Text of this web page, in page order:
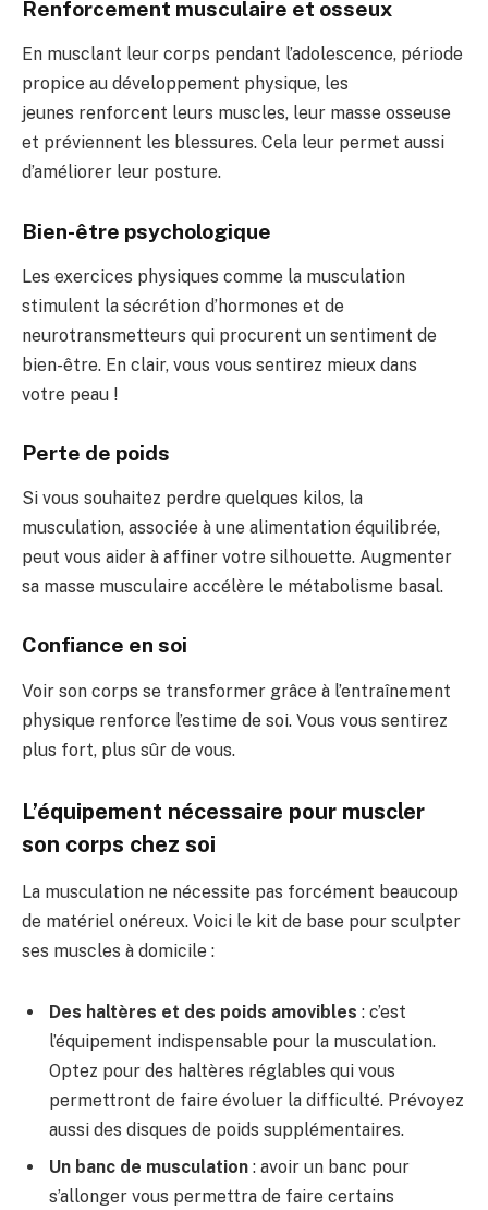
Renforcement musculaire et osseux
En musclant leur corps pendant l’adolescence, période
propice au développement physique, les
jeunes renforcent leurs muscles, leur masse osseuse
et préviennent les blessures. Cela leur permet aussi
d’améliorer leur posture.
Bien-être psychologique
Les exercices physiques comme la musculation
stimulent la sécrétion d’hormones et de
neurotransmetteurs qui procurent un sentiment de
bien-être. En clair, vous vous sentirez mieux dans
votre peau !
Perte de poids
Si vous souhaitez perdre quelques kilos, la
musculation, associée à une alimentation équilibrée,
peut vous aider à affiner votre silhouette. Augmenter
sa masse musculaire accélère le métabolisme basal.
Confiance en soi
Voir son corps se transformer grâce à l’entraînement
physique renforce l’estime de soi. Vous vous sentirez
plus fort, plus sûr de vous.
L’équipement nécessaire pour muscler
son corps chez soi
La musculation ne nécessite pas forcément beaucoup
de matériel onéreux. Voici le kit de base pour sculpter
ses muscles à domicile :
Des haltères et des poids amovibles : c’est
l’équipement indispensable pour la musculation.
Optez pour des haltères réglables qui vous
permettront de faire évoluer la difficulté. Prévoyez
aussi des disques de poids supplémentaires.
Un banc de musculation : avoir un banc pour
s’allonger vous permettra de faire certains